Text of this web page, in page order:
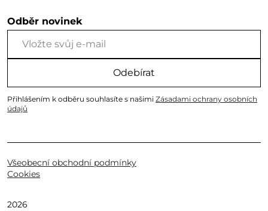
Odběr novinek
Odebírat
Přihlášením k odběru souhlasíte s našimi Zásadami ochrany osobních
údajů
Všeobecní obchodní podmínky
Cookies
2026